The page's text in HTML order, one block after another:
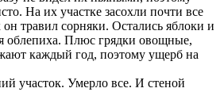
На их участке засохли почти все
травил сорняки. Остались яблоки и
облепиха. Плюс грядки овощные,
каждый год, поэтому ущерб на
участок. Умерло все. И стеной